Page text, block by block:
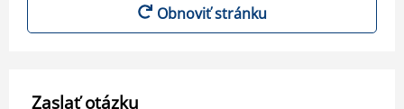
Obnoviť stránku
Zaslať otázku